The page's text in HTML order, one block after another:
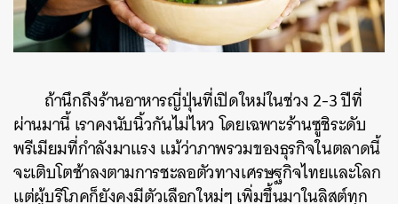
ถ้านึกถึงร้านอาหารญี่ปุ่นที่เปิดใหม่ในช่วง 2-3 ปีที่
ผ่านมานี้ เราคงนับนิ้วกันไม่ไหว โดยเฉพาะร้านซูชิระดับ
พรีเมียมที่กำลังมาแรง แม้ว่าภาพรวมของธุรกิจในตลาดนี้
จะเติบโตช้าลงตามการชะลอตัวทางเศรษฐกิจไทยและโลก
แต่ผู้บริโภคก็ยังคงมีตัวเลือกใหม่ๆ เพิ่มขึ้นมาในลิสต์ทุก